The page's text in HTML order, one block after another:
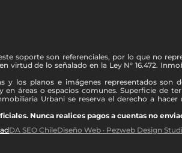
soporte son referenciales, por lo que no
virtud de lo señalado en la Ley N° 16.472.
y los planos e imágenes representados
áreas o espacios comunes. Superficie de
Urbani se reserva el derecho a
Nunca realices pagos a cuentas no
DA SEO ChileDiseño Web · Pezweb Design